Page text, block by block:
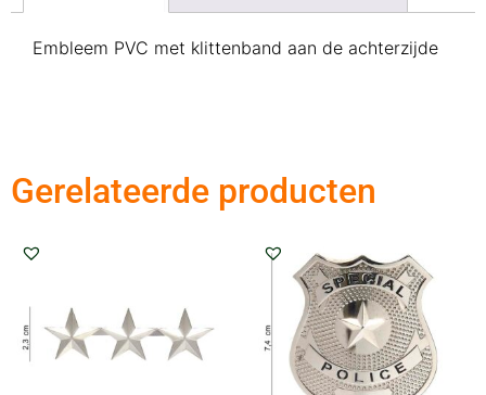
Embleem PVC met klittenband aan de achterzijde
Gerelateerde producten